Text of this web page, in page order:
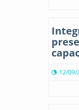
12/09/